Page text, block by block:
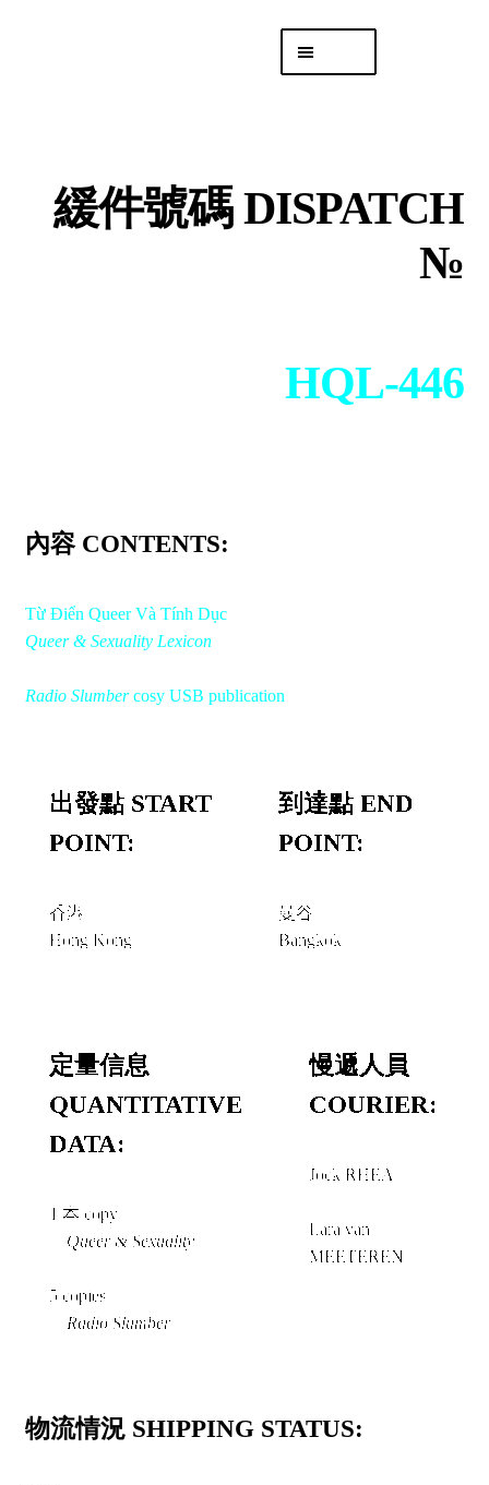
「後勤 LIKE LOGISTICS」
緩件號碼 DISPATCH
№
HQL-446
內容 CONTENTS:
Từ Điển Queer Và Tính Dục
Queer & Sexuality Lexicon
Radio Slumbercosy USB publication
出發點 START
POINT:
香港
Hong Kong
到達點 END
POINT:
曼谷
Bangkok
定量信息
QUANTITATIVE
DATA:
1 本 copy
Queer & Sexuality
5 copies
Radio Slumber
慢遞人員
COURIER:
Jock RHEA
Lara van
MEETEREN
物流情況 SHIPPING STATUS: